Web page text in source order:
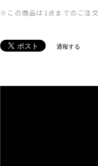
※この商品は1点までのご注
通報する